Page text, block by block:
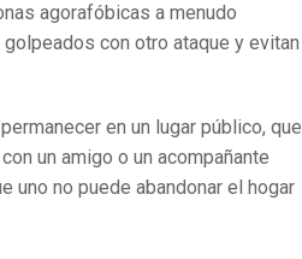
agorafóbicas a menudo
con otro ataque y evitan
en un lugar público, que
un amigo o un acompañante
uno no puede abandonar el hogar